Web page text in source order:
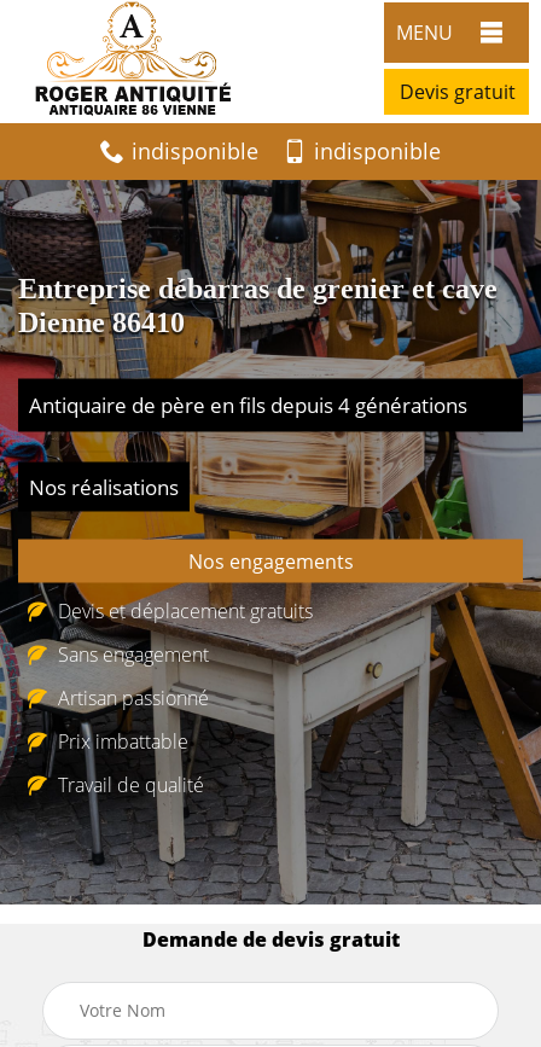
MENU
Devis gratuit
indisponible indisponible
Entreprise débarras de grenier et cave
Dienne 86410
Antiquaire de père en fils depuis 4 générations
Nos réalisations
Nos engagements
Devis et déplacement gratuits
Sans engagement
Artisan passionné
Prix imbattable
Travail de qualité
Demande de devis gratuit